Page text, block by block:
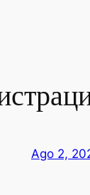
Ago 2,